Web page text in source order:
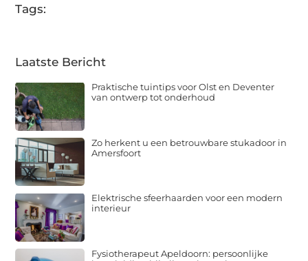
Tags:
Laatste Bericht
Praktische tuintips voor Olst en Deventer
van ontwerp tot onderhoud
Zo herkent u een betrouwbare stukadoor in
Amersfoort
Elektrische sfeerhaarden voor een modern
interieur
Fysiotherapeut Apeldoorn: persoonlijke